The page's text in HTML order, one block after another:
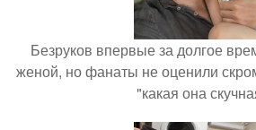
Безруков впервые за долгое
женой, но фанаты не оценили
"какая она